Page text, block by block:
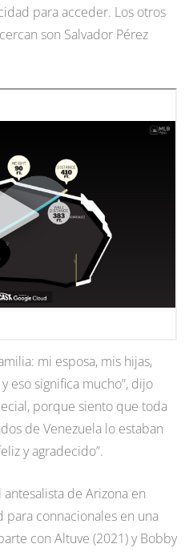
para acceder. Los otros
son Salvador Pérez
mi esposa, mis hijas,
eso significa mucho”, dijo
porque siento que toda
de Venezuela lo estaban
y agradecido”.
de Arizona en
connacionales en una
con Altuve (2021) y Bobby